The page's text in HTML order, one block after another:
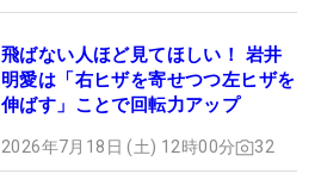
飛ばない人ほど見てほしい！ 岩井
明愛は「右ヒザを寄せつつ左ヒザを
伸ばす」ことで回転力アップ
2026年7月18日 (土) 12時00分 32